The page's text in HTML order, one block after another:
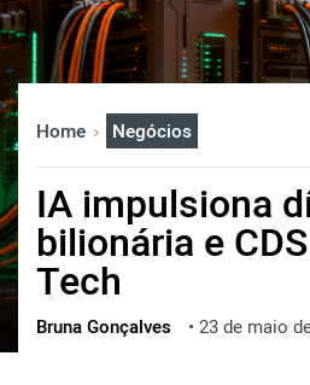
italiano
deutsch
中文
한국어
العربية
ไทย
ქართული
Home Negócios
IA impulsiona
bilionária e
Tech
Bruna Gonçalves • 23 de maio